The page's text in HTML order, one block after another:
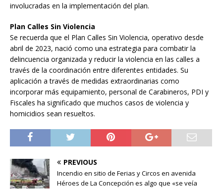
involucradas en la implementación del plan.
Plan Calles Sin Violencia
Se recuerda que el Plan Calles Sin Violencia, operativo desde
abril de 2023, nació como una estrategia para combatir la
delincuencia organizada y reducir la violencia en las calles a
través de la coordinación entre diferentes entidades. Su
aplicación a través de medidas extraordinarias como
incorporar más equipamiento, personal de Carabineros, PDI y
Fiscales ha significado que muchos casos de violencia y
homicidios sean resueltos.
PREVIOUS
Incendio en sitio de Ferias y Circos en avenida
Héroes de La Concepción es algo que «se veía